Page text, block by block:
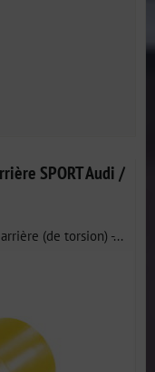
SPORT Audi /
(de torsion) -...